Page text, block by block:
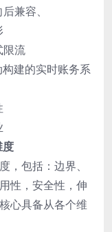
兼容、
限流
建的实时账务系
，包括：边界、
性，安全性，伸
心具备从各个维